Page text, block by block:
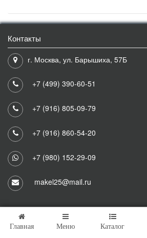
Контакты
г. Москва, ул. Барышиха, 57Б
+7 (499) 390-60-51
+7 (916) 805-09-79
+7 (916) 860-54-20
+7 (980) 152-29-09
makel25@mail.ru
Copyright © 2026 Makel25 Все
Главная Меню Каталог